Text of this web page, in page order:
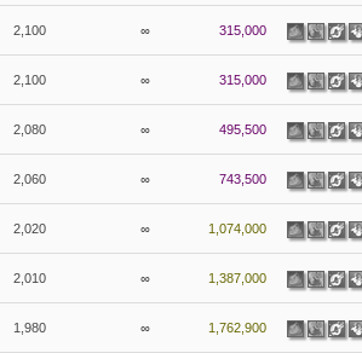
2,100 ∞ 315,000
2,100 ∞ 315,000
2,080 ∞ 495,500
2,060 ∞ 743,500
2,020 ∞ 1,074,000
2,010 ∞ 1,387,000
1,980 ∞ 1,762,900